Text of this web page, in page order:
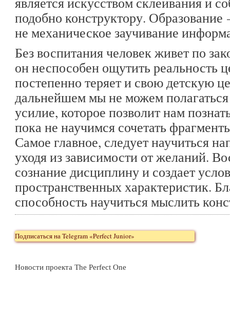
подобно конструктору.
не механическое заучивание
Без воспитания человек живет по
он неспособен ощутить реальность
постепенно теряет и свою детскую
дальнейшем мы не можем
усилие, которое позволит нам
пока не научимся сочетать
Самое главное, следует научиться
уходя из зависимости от желаний.
сознание дисциплину и создает
пространственных характеристик.
способность научиться мыслить
Подписаться на Telegram «Perfect Junior»
Новости проекта The Perfect One